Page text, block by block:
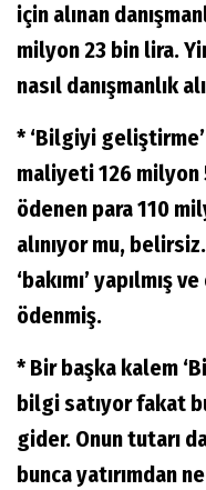
için alınan
milyon 23 bin lira.
nasıl danışmanlık
* ‘Bilgiyi
maliyeti 126 milyon
ödenen para 110
alınıyor mu,
‘bakımı’ yapılmış
ödenmiş.
* Bir başka kalem
bilgi satıyor fakat
gider. Onun tutarı
bunca yatırımdan